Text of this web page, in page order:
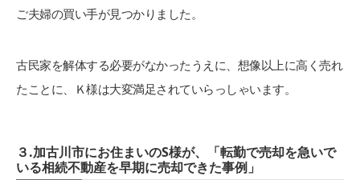
ご夫婦の買い手が見つかりました。
古民家を解体する必要がなかったうえに、想像以上に高く売れ
たことに、Ｋ様は大変満足されていらっしゃいます。
３.加古川市にお住まいのS様が、「転勤で売却を急いで
いる相続不動産を早期に売却できた事例」